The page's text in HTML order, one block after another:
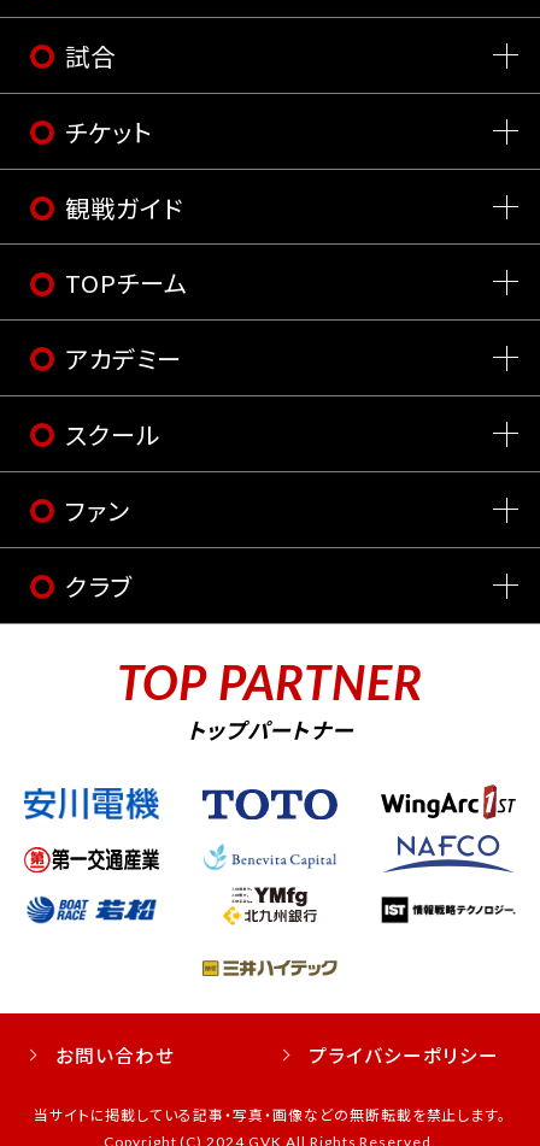
試合
チケット
観戦ガイド
TOPチーム
アカデミー
スクール
ファン
クラブ
TOP PARTNER
トップパートナー
お問い合わせ プライバシーポリシー
当サイトに掲載している記事・写真・画像などの無断転載を禁止します。
Copyright (C) 2024 GVK All Rights Reserved.